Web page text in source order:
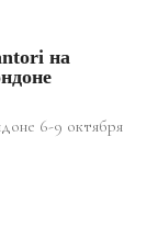
на
6-9 октября